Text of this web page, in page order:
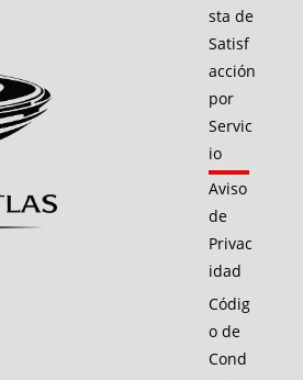
sta de
Satisf
acción
por
Servic
io
Aviso
de
Privac
idad
Códig
o de
Cond